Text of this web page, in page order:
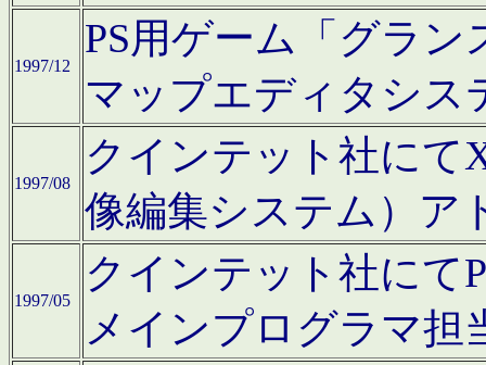
1997/12
PS用ゲーム「グラン
マップエディタシス
1997/08
クインテット社にて
像編集システム）ア
1997/05
クインテット社にて
メインプログラマ担